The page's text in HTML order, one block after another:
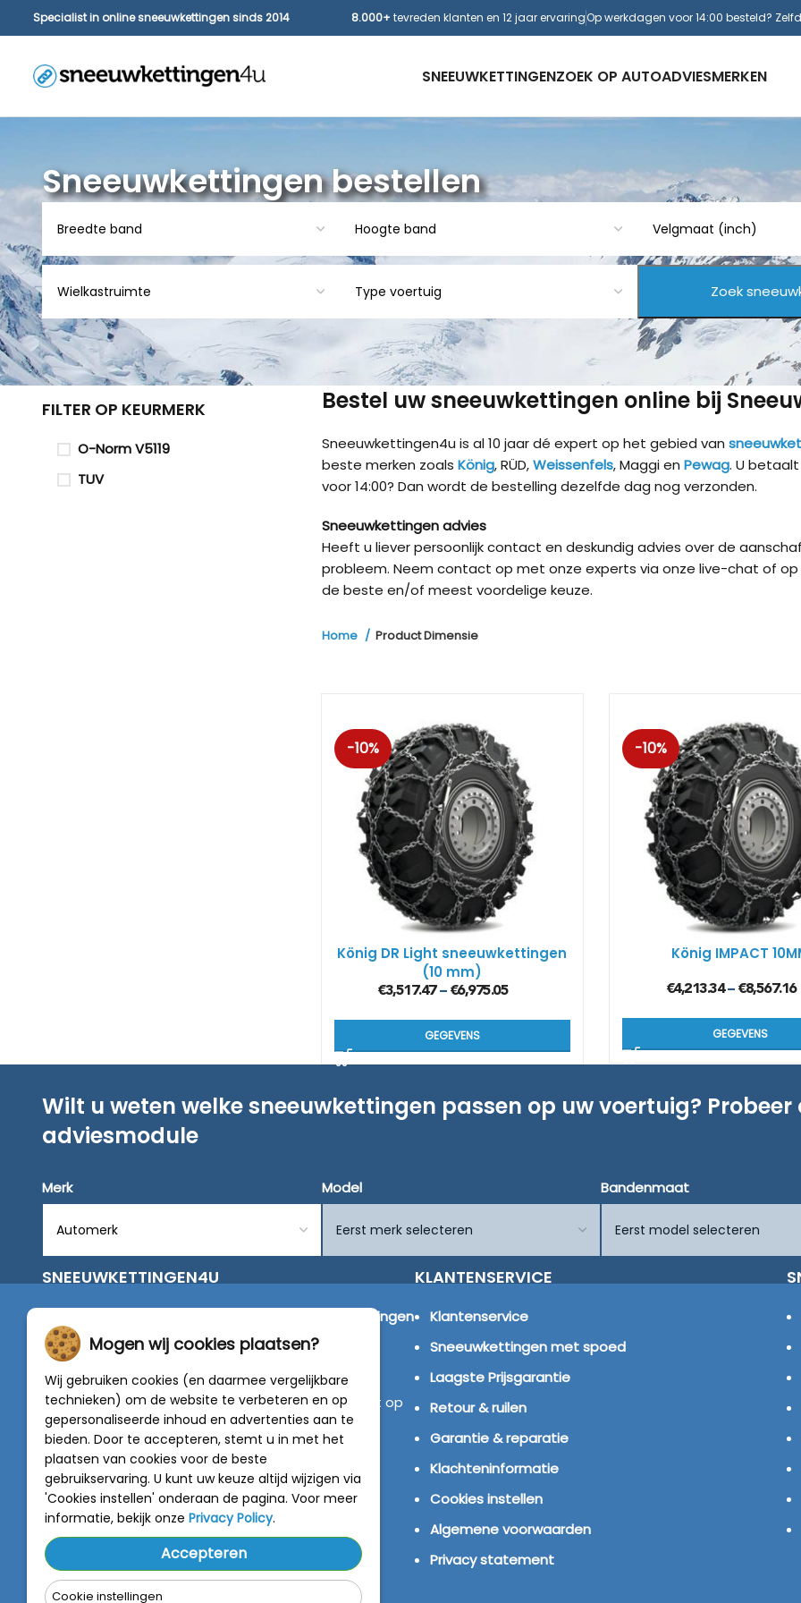
Specialist in online sneeuwkettingen sinds 2014 8.000+ tevreden klanten en 12 jaar ervaringOp werkdagen voor 14:00 besteld?
SNEEUWKETTINGENZOEK OP AUTOADVIESMERKEN
4×4
Sneeuwkettingen bestellen
Bestel uw sneeuwkettingen online bij
Sneeuwkettingen4u is al 10 jaar dé expert op het gebied van
beste merken zoals König, RÜD,Weissenfels, Maggi en Pewag. U
voor 14:00? Dan wordt de bestelling dezelfde dag nog verzonden.
Sneeuwkettingen advies
Heeft u liever persoonlijk contact en deskundig advies over de
probleem. Neem contact op met onze experts via onze live-chat of op
de beste en/of meest voordelige keuze.
Home Product Dimensie
-10%
König DR Light sneeuwkettingen
(10 mm)
€3,517.47– €6,975.05
GEGEVENS
-10%
König IMPACT
€4,213.34–€8,567.16
GEGEVENS
FILTER OP KEURMERK
O-Norm V5119
TUV
Wilt u weten welke sneeuwkettingen passen op uw voertuig?
adviesmodule
Merk Model Bandenmaat
SNEEUWKETTINGEN4U
sneeuwkettingen
van alleen de beste merken zoals Pewag, König,
Weissenfels, Maggi en RÜD.
Vragen of graag persoonlijk advies? Neem contact op
met onze experts :0318 - 250030
4.5 van 5
van788 beoordelingen
KLANTENSERVICE
Klantenservice
Sneeuwkettingen met spoed
Laagste Prijsgarantie
Retour & ruilen
Garantie & reparatie
Klachteninformatie
Cookies instellen
Algemene voorwaarden
Privacy statement
Mogen wij cookies plaatsen?
Wij gebruiken cookies (en daarmee vergelijkbare
technieken) om de website te verbeteren en op
gepersonaliseerde inhoud en advertenties aan te
bieden. Door te accepteren, stemt u in met het
plaatsen van cookies voor de beste
gebruikservaring. U kunt uw keuze altijd wijzigen via
'Cookies instellen' onderaan de pagina. Voor meer
informatie, bekijk onze Privacy Policy.
Accepteren
Cookie instellingen